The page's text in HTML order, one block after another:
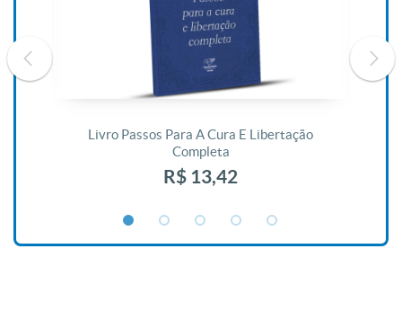
Livro Passos Para A Cura E Libertação
Completa
R$ 13,42